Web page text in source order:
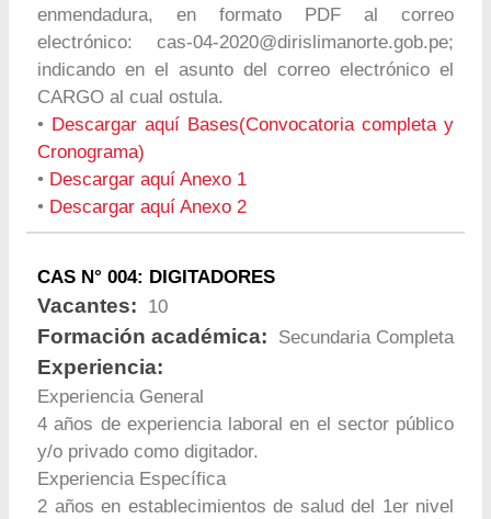
enmendadura, en formato PDF al correo
electrónico: cas-04-2020@dirislimanorte.gob.pe;
indicando en el asunto del correo electrónico el
CARGO al cual ostula.
• Descargar aquí Bases(Convocatoria completa y
Cronograma)
• Descargar aquí Anexo 1
• Descargar aquí Anexo 2
CAS N° 004: DIGITADORES
Vacantes: 10
Formación académica: Secundaria Completa
Experiencia:
Experiencia General
4 años de experiencia laboral en el sector público
y/o privado como digitador.
Experiencia Específica
2 años en establecimientos de salud del 1er nivel